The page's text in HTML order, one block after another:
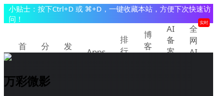
小贴士：按下Ctrl+D 或 ⌘+D，一键收藏本站，方便下次快速访
问！
首
分
发
Apps
排
行
博
客
AI
备
案
全
网
AI
实时
提交/推广产品
万彩微影